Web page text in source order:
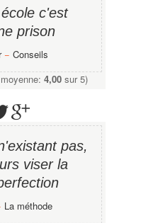
c'est
prison
− Conseils
4,00sur 5)
pas,
viser la
La méthode